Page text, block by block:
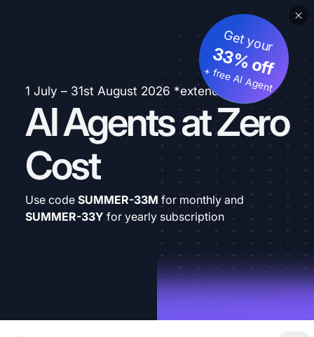
1 July – 31st August 2026 *extended
AI Agents at Zero
Cost
Get your
33% off
+ free AI Agent
Use code SUMMER-33M for monthly and
SUMMER-33Y for yearly subscription